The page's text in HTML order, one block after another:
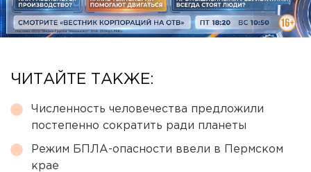
ЧИТАЙТЕ ТАКЖЕ:
Численность человечества предложили
постепенно сократить ради планеты
Режим БПЛА-опасности ввели в Пермском
крае